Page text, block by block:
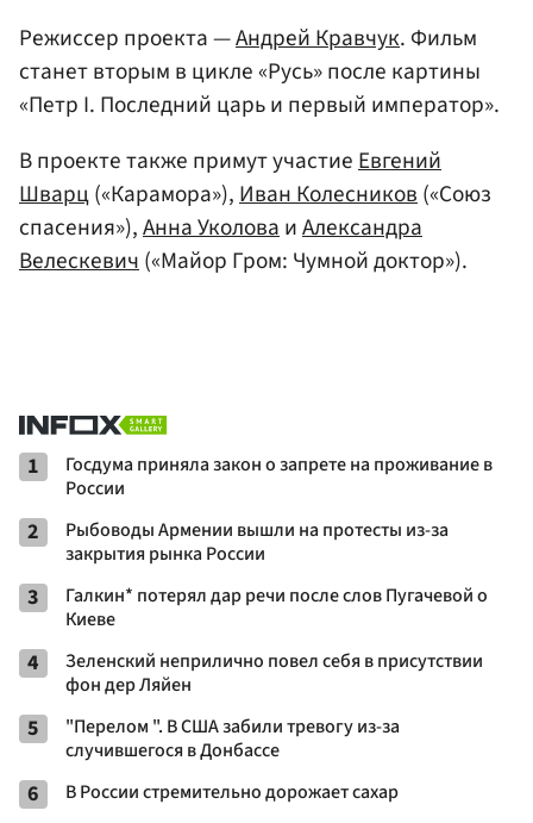
Режиссер проекта —Андрей Кравчук. Фильм
станет вторым в цикле «Русь» после картины
«Петр I. Последний царь и первый император».
В проекте также примут участиеЕвгений
Шварц(«Карамора»),Иван Колесников(«Союз
спасения»),Анна УколоваиАлександра
Велескевич(«Майор Гром: Чумной доктор»).
1
Госдума приняла закон о запрете на проживание в
России
2
Рыбоводы Армении вышли на протесты из-за
закрытия рынка России
3
Галкин* потерял дар речи после слов Пугачевой о
Киеве
4
Зеленский неприлично повел cебя в присутствии
фон дер Ляйен
5
"Перелом ". В США забили тревогу из-за
случившегося в Донбассе
6 В России стремительно дорожает сахар